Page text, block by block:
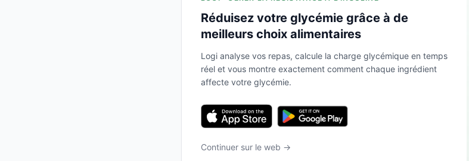
Réduisez votre glycémie grâce à de
meilleurs choix alimentaires
Logi analyse vos repas, calcule la charge glycémique en temps
réel et vous montre exactement comment chaque ingrédient
affecte votre glycémie.
Continuer sur le web →